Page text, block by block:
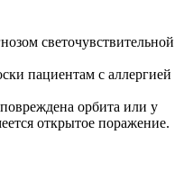
светочувствительной
пациентам с аллергией
орбита или у
открытое поражение.